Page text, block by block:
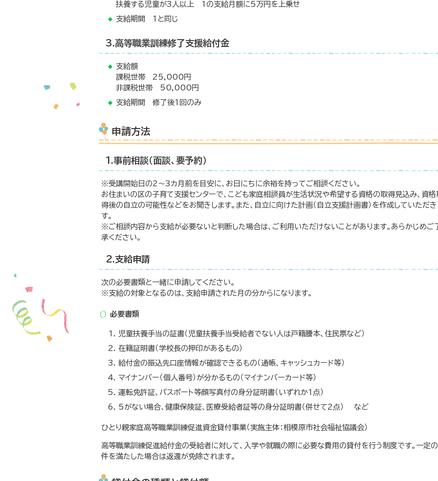
扶養する児童が3人以上 1の支給月額に5万円を上乗せ
支給期間 1と同じ
3.高等職業訓練修了支援給付金
支給額
課税世帯 25,000円
非課税世帯 50,000円
支給期間 修了後1回のみ
申請方法
1.事前相談（面談、要予約）
※受講開始日の2～3カ月前を目安に、お日にちに余裕を持ってご相談ください。
お住まいの区の子育て支援センターで、こども家庭相談員が生活状況や希望する資格の取得見込み、資格
得後の自立の可能性などをお聞きします。また、自立に向けた計画（自立支援計画書）を作成していただ
す。
※ご相談内容から支給が必要ないと判断した場合は、ご利用いただけないことがあります。あらかじめご
承ください。
2.支給申請
次の必要書類と一緒に申請してください。
※支給の対象となるのは、支給申請された月の分からになります。
必要書類
児童扶養手当の証書（児童扶養手当受給者でない人は戸籍謄本、住民票など）
在籍証明書（学校長の押印があるもの）
給付金の振込先口座情報が確認できるもの（通帳、キャッシュカード等）
マイナンバー（個人番号）が分かるもの（マイナンバーカード等）
運転免許証、パスポート等顔写真付の身分証明書（いずれか1点）
5がない場合、健康保険証、医療受給者証等の身分証明書（併せて2点） など
ひとり親家庭高等職業訓練促進資金貸付事業（実施主体：相模原市社会福祉協議会）
高等職業訓練促進給付金の受給者に対して、入学や就職の際に必要な費用の貸付を行う制度です。一定
件を満たした場合は返還が免除されます。